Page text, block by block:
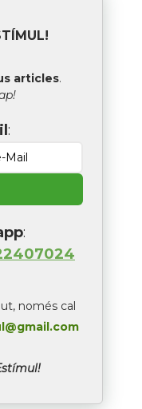
articles.
:
:
només cal